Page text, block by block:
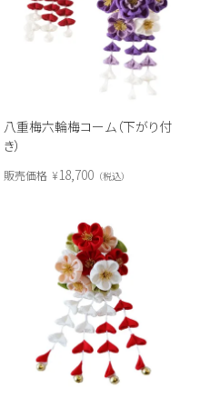
八重梅六輪梅コーム（下がり付
き）
販売価格 ¥18,700 税込